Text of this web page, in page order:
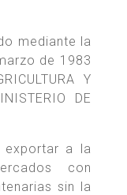
mediante la
de 1983
Y
DE
a la
con
sin la